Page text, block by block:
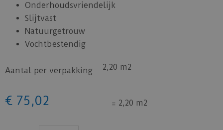
Onderhoudsvriendelijk
Slijtvast
Natuurgetrouw
Vochtbestendig
Aantal per verpakking 2,20 m2
€ 75 ,02 = 2,20 m2